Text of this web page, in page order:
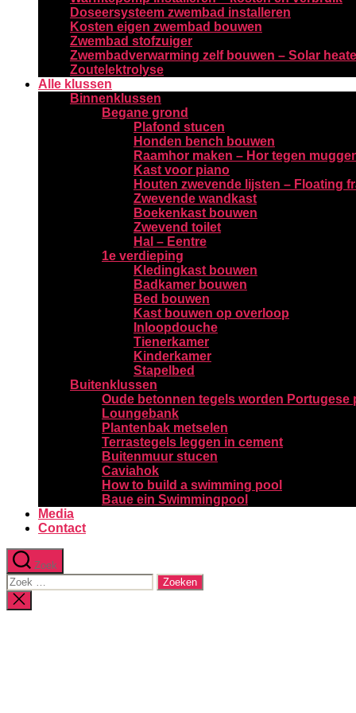
Doseersysteem zwembad installeren
Kosten eigen zwembad bouwen
Zwembad stofzuiger
Zwembadverwarming zelf bouwen – Solar
Zoutelektrolyse
Alle klussen
Binnenklussen
Begane grond
Plafond stucen
Honden bench bouwen
Raamhor maken – Hor tegen
Kast voor piano
Houten zwevende lijsten – Floating
Zwevende wandkast
Boekenkast bouwen
Zwevend toilet
Hal – Eentre
1e verdieping
Kledingkast bouwen
Badkamer bouwen
Bed bouwen
Kast bouwen op overloop
Inloopdouche
Tienerkamer
Kinderkamer
Stapelbed
Buitenklussen
Oude betonnen tegels worden Portugese
Loungebank
Plantenbak metselen
Terrastegels leggen in cement
Buitenmuur stucen
Caviahok
How to build a swimming pool
Baue ein Swimmingpool
Media
Contact
Zoek
Zoeken
naar:
Zoeken
sluiten